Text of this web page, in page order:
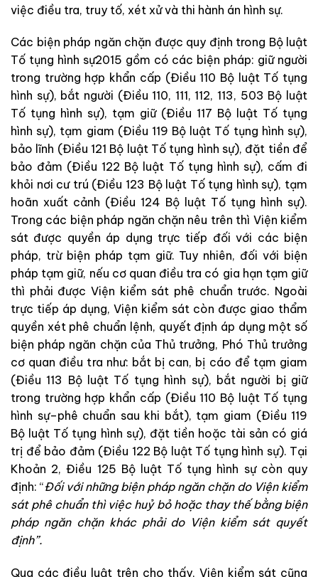
việc điều tra, truy tố, xét xửvà thi hành án hình sự.
Các biện pháp ngăn chặn được quy định trong Bộ luật
Tố tụng hình sự2015 gồm có các biện pháp: giữ người
trong trường hợp khẩn cấp (Điều110 Bộ luật Tố tụng
hình sự), bắt người (Điều110, 111,112,113, 503 Bộ luật
Tố tụng hình sự), tạm giữ (Điều 117 Bộ luật Tố tụng
hình sự), tạm giam (Điều 119 Bộ luật Tố tụng hình sự),
bảo lĩnh (Điều121 Bộ luật Tố tụng hình sự), đặt tiền để
bảo đảm (Điều122 Bộ luật Tố tụng hình sự), cấm đi
khỏi nơi cư trú (Điều 123 Bộ luật Tố tụng hình sự), tạm
hoãn xuất cảnh (Điều 124 Bộ luật Tố tụng hình sự).
Trong các biện pháp ngăn chặn nêu trên thì Viện kiểm
sát được quyền áp dụng trực tiếp đốivới các biện
pháp, trừ biện pháp tạm giữ. Tuy nhiên, đốivới biện
pháp tạm giữ, nếu cơ quan điều tra có gia hạn tạm giữ
thì phải đượcViện kiểm sát phê chuẩn trước. Ngoài
trực tiếp áp dụng, Viện kiểm sát còn được giao thẩm
quyền xét phê chuẩn lệnh, quyết định áp dụng một số
biện pháp ngăn chặn của Thủ trưởng, Phó Thủ trưởng
cơ quan điều tra như: bắt bị can, bị cáo để tạm giam
(Điều113 Bộ luật Tố tụng hình sự), bắt người bị giữ
trong trường hợp khẩn cấp (Điều110 Bộ luật Tố tụng
hình sự–phê chuẩn sau khi bắt), tạm giam (Điều119
Bộ luật Tố tụng hình sự), đặt tiền hoặc tài sản có giá
trị để bảo đảm (Điều 122 Bộ luật Tố tụng hình sự). Tại
Khoản 2,Điều 125 Bộ luật Tố tụng hình sự còn quy
định: “Đối vớinhữngbiện pháp ngăn chặn do Viện kiểm
sát phê chuẩn thì việc huỷ bỏ hoặc thay thếbằngbiện
pháp ngăn chặn khác phải do Viện kiểm sát quyết
định”.
Qua các điều luật trên cho thấy, Viện kiểm sát cũng